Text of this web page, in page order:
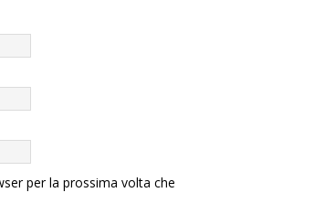
per la prossima volta che